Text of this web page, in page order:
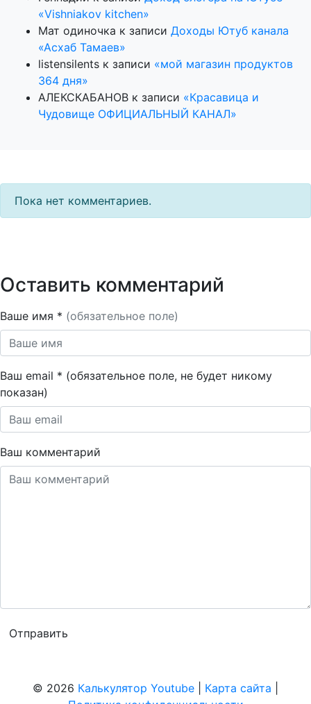
«Vishniakov kitchen»
Мат одиночка к записи Доходы Ютуб канала
«Асхаб Тамаев»
listensilents к записи «мой магазин продуктов
364 дня»
АЛЕКСКАБАНОВ к записи «Красавица и
Чудовище ОФИЦИАЛЬНЫЙ КАНАЛ»
Пока нет комментариев.
Оставить комментарий
Ваше имя * (обязательное поле)
Ваш email * (обязательное поле, не будет никому
показан)
Ваш комментарий
© 2026 Калькулятор Youtube Карта сайта